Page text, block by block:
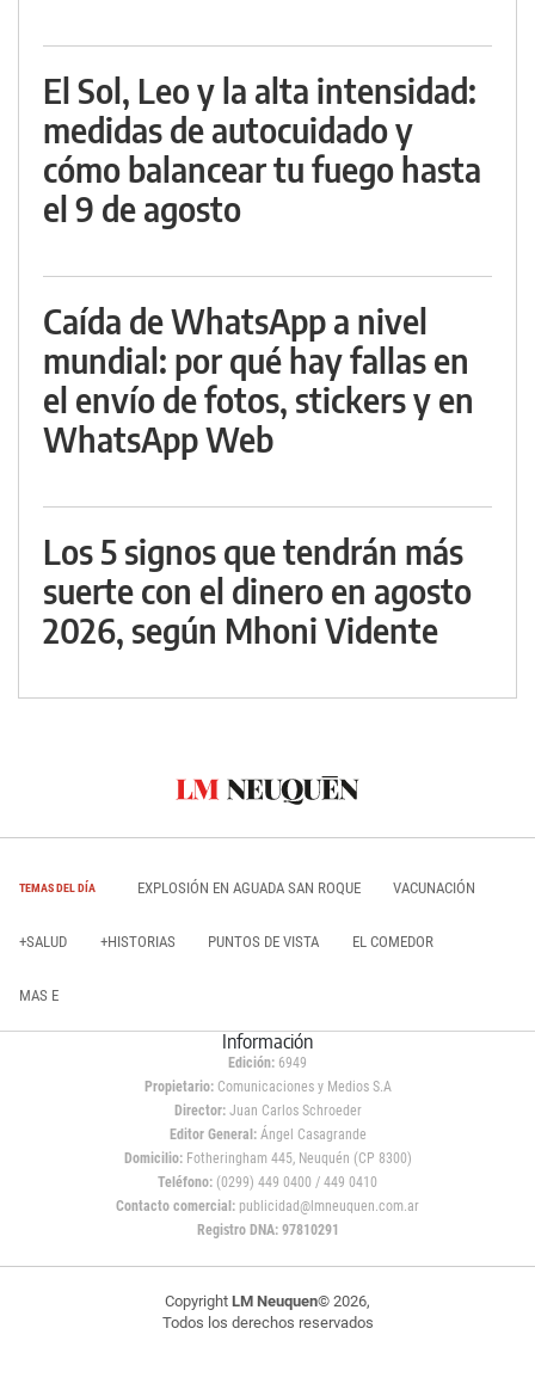
El Sol, Leo y la alta intensidad:
medidas de autocuidado y
cómo balancear tu fuego hasta
el 9 de agosto
Caída de WhatsApp a nivel
mundial: por qué hay fallas en
el envío de fotos, stickers y en
WhatsApp Web
Los 5 signos que tendrán más
suerte con el dinero en agosto
2026, según Mhoni Vidente
TEMAS DEL DÍA EXPLOSIÓN EN AGUADA SAN ROQUE VACUNACIÓN
+SALUD +HISTORIAS PUNTOS DE VISTA EL COMEDOR
MAS E
Información
Edición: 6949
Propietario:Comunicaciones y Medios S.A
Director: Juan Carlos Schroeder
Editor General:Ángel Casagrande
Domicilio:Fotheringham 445, Neuquén (CP 8300)
Teléfono: (0299) 449 0400 / 449 0410
Contacto comercial: publicidad@lmneuquen.com.ar
Registro DNA: 97810291
Copyright LM Neuquen© 2026,
Todos los derechos reservados